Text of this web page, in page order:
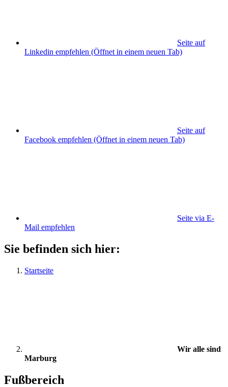
Seite auf
Linkedin empfehlen (Öffnet in einem neuen Tab)
Seite auf
Facebook empfehlen (Öffnet in einem neuen Tab)
Seite via E-
Mail empfehlen
Sie befinden sich hier:
Startseite
Wir alle sind
Marburg
Fußbereich